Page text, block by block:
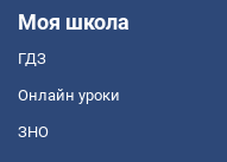
Моя школа
ГДЗ
Онлайн уроки
ЗНО